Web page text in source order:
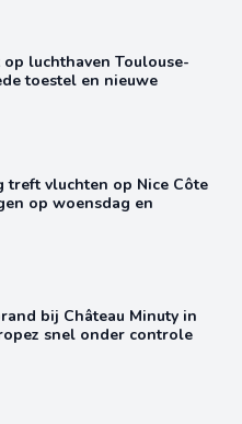
luchthaven Toulouse-
toestel en nieuwe
treft vluchten op Nice Côte
op woensdag en
bij Château Minuty in
snel onder controle